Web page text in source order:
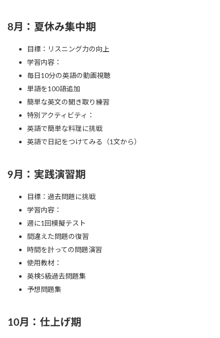
8月：夏休み集中期
目標：リスニング力の向上
学習内容：
毎日10分の英語の動画視聴
単語を100語追加
簡単な英文の聞き取り練習
特別アクティビティ：
英語で簡単な料理に挑戦
英語で日記をつけてみる（1文から）
9月：実践演習期
目標：過去問題に挑戦
学習内容：
週に1回模擬テスト
間違えた問題の復習
時間を計っての問題演習
使用教材：
英検5級過去問題集
予想問題集
10月：仕上げ期